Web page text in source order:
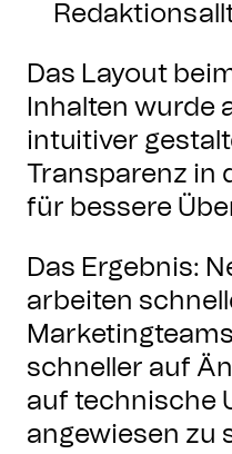
Das Layout
Inhalten wurde
intuitiver
Transparenz in
für bessere
Das Ergebnis:
arbeiten
schneller auf
auf technische
angewiesen zu